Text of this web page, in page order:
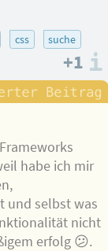
css suche
+1
habe ich mir
und selbst was
nicht
erfolg 😕.